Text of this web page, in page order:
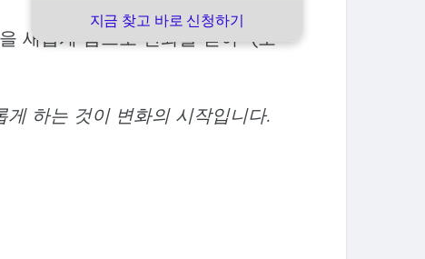
지금 찾고 바로 신청하기
새롭게 함으로 변화를 받아" (로
하는 것이 변화의 시작입니다.